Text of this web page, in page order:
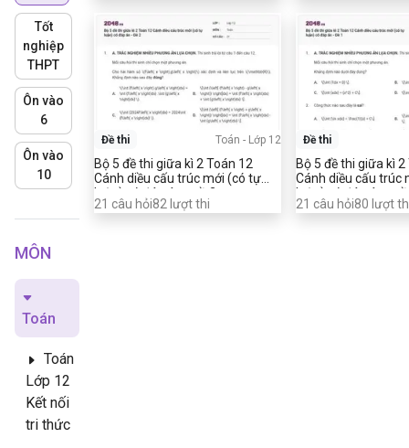
Tốt
nghiệp
THPT
Ôn vào
6
Ôn vào
10
MÔN
Toán
Toán
Lớp 12
Kết nối
tri thức
Đề thi Toán - Lớp 12
Bộ 5 đề thi giữa kì 2 Toán 12
Cánh diều cấu trúc mới (có tự
luận) có đáp án - Đề 2
21 câu hỏi82 lượt thi
Đề thi
Bộ 5 đề thi giữa kì
Cánh diều cấu trúc
luận) có đáp án -
21 câu hỏi80 lượt